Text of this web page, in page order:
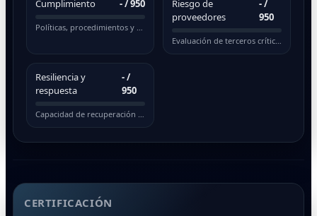
Cumplimiento -/ 950
Políticas, procedimientos y normativas
Riesgo de
proveedores
-/
950
Evaluación de terceros críticos
Resiliencia y
respuesta
-/
950
Capacidad de recuperación ante incidentes
CERTIFICACIÓN